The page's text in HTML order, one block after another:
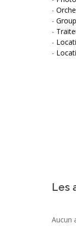
-
-
-
-
-
Les
Aucun